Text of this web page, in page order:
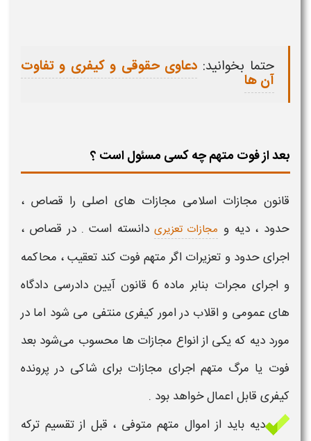
حتما بخوانید: دعاوی حقوقی و کیفری و تفاوت
آن ها
بعد از فوت متهم چه کسی مسئول است ؟
قانون مجازات اسلامی مجازات های اصلی را قصاص ،
حدود ، دیه و مجازات تعزیری دانسته است . در قصاص ،
اجرای حدود و تعزیرات اگر متهم فوت کند تعقیب ، محاکمه
و اجرای مجرات بنابر ماده 6 قانون آیین دادرسی دادگاه
‌های عمومی و اقلاب در امور کیفری منتفی می شود اما در
مورد دیه که یکی از انواع مجازات ‌ها محسوب می‌شود بعد
فوت یا مرگ متهم اجرای مجازات برای شاکی در پرونده
کیفری قابل اعمال خواهد بود .
دیه باید از اموال متهم متوفی ، قبل از تقسیم ترکه